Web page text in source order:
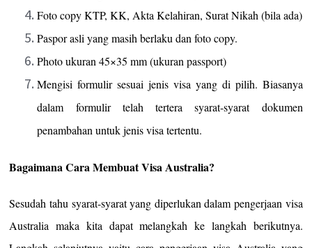
Foto copy KTP, KK, Akta Kelahiran, Surat Nikah (bila ada)
Paspor asli yang masih berlaku dan foto copy.
Photo ukuran 45×35 mm (ukuran passport)
Mengisi formulir sesuai jenis visa yang di pilih. Biasanya
dalam formulir telah tertera syarat-syarat dokumen
penambahan untuk jenis visa tertentu.
Bagaimana Cara Membuat Visa Australia?
Sesudah tahu syarat-syarat yang diperlukan dalam pengerjaan visa
Australia maka kita dapat melangkah ke langkah berikutnya.